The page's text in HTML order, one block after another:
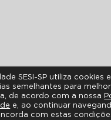
SESI-SP utiliza cookies
semelhantes para
de acordo com a nossa
e, ao continuar
com estas